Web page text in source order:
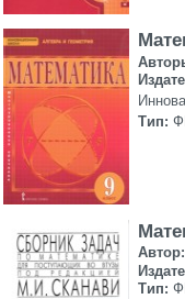
Тип:
Автор:
Тип: